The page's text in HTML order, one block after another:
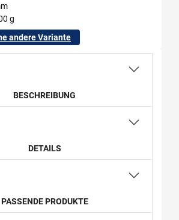
g
andere Variante
BESCHREIBUNG
DETAILS
PASSENDE PRODUKTE